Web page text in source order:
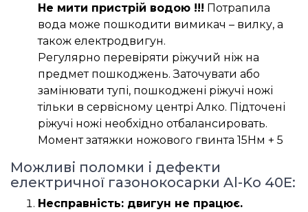
Не мити пристрій водою !!! Потрапила
вода може пошкодити вимикач – вилку, а
також електродвигун.
Регулярно перевіряти ріжучий ніж на
предмет пошкоджень. Заточувати або
замінювати тупі, пошкоджені ріжучі ножі
тільки в сервісному центрі Алко. Підточені
ріжучі ножі необхідно отбалансировать.
Момент затяжки ножового гвинта 15Нм + 5
Можливі поломки і дефекти
електричної газонокосарки Al-Ko 40E:
Несправність: двигун не працює.